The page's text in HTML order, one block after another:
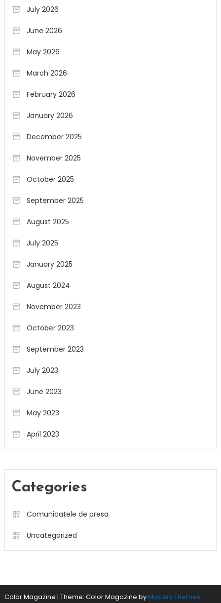
July 2026
June 2026
May 2026
March 2026
February 2026
January 2026
December 2025
November 2025
October 2025
September 2025
August 2025
July 2025
January 2025
August 2024
November 2023
October 2023
September 2023
July 2023
June 2023
May 2023
April 2023
Categories
Comunicatele de presa
Uncategorized
Color Magazine | Theme: Color Magazine byMystery Themes.